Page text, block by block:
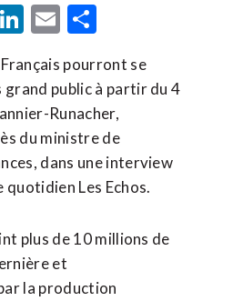
LinkedIn
Email
Français pourront se
public à partir du 4
Runacher,
du ministre de
dans une interview
Les Echos.
plus de 10 millions de
et
la production